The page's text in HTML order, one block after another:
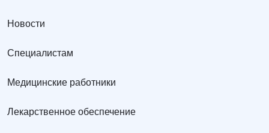
Новости
Специалистам
Медицинские работники
Лекарственное обеспечение